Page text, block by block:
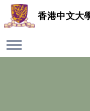
香港中文大